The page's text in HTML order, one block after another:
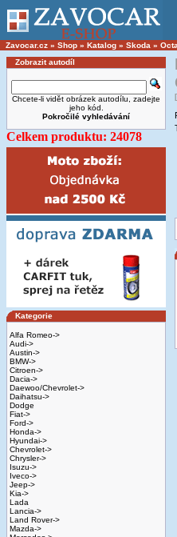
Zavocar.cz » Shop » Katalog » Skoda »
Zobrazit autodíl
Chcete-li vidět obrázek autodílu, zadejte
jeho kód.
Pokročilé vyhledávání
Celkem produktu: 24078
Kategorie
Alfa Romeo->
Audi->
Austin->
BMW->
Citroen->
Dacia->
Daewoo/Chevrolet->
Daihatsu->
Dodge
Fiat->
Ford->
Honda->
Hyundai->
Chevrolet->
Chrysler->
Isuzu->
Iveco->
Jeep->
Kia->
Lada
Lancia->
Land Rover->
Mazda->